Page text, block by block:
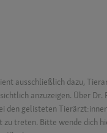
ausschließlich dazu,
anzuzeigen. Über Dr.
den gelisteten
zu treten. Bitte wende dich